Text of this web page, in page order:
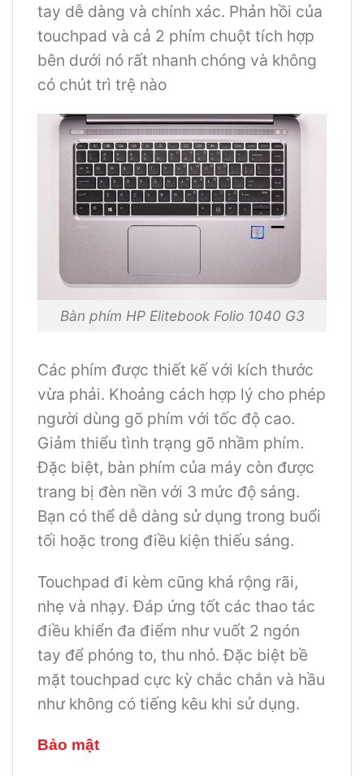
tay dễ dàng và chính xác. Phản hồi của
touchpad và cả 2 phím chuột tích hợp
bên dưới nó rất nhanh chóng và không
có chút trì trệ nào
Bàn phím HP Elitebook Folio 1040 G3
Các phím được thiết kế với kích thước
vừa phải. Khoảng cách hợp lý cho phép
người dùng gõ phím với tốc độ cao.
Giảm thiểu tình trạng gõ nhầm phím.
Đặc biệt, bàn phím của máy còn được
trang bị đèn nền với 3 mức độ sáng.
Bạn có thể dễ dàng sử dụng trong buổi
tối hoặc trong điều kiện thiếu sáng.
Touchpad đi kèm cũng khá rộng rãi,
nhẹ và nhạy. Đáp ứng tốt các thao tác
điều khiển đa điểm như vuốt 2 ngón
tay để phóng to, thu nhỏ. Đặc biệt bề
mặt touchpad cực kỳ chắc chắn và hầu
như không có tiếng kêu khi sử dụng.
Bảo mật